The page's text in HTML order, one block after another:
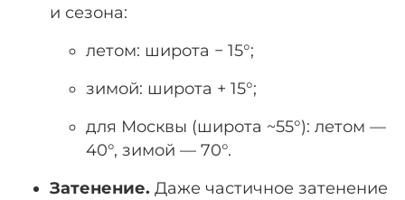
и сезона:
летом: широта − 15°;
зимой: широта + 15°;
для Москвы (широта ~55°): летом —
40°, зимой — 70°.
Затенение. Даже частичное затенение